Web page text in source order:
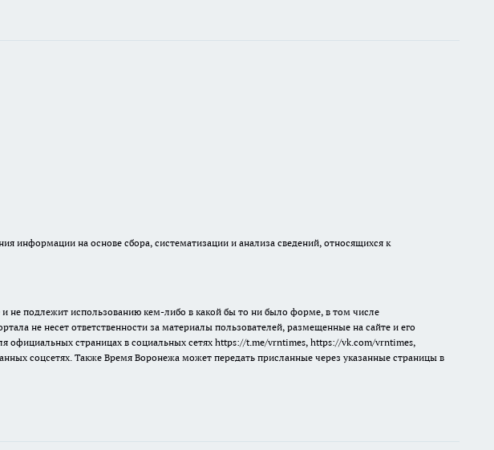
на основе сбора, систематизации и анализа сведений, относящихся к
не подлежит использованию кем-либо в какой бы то ни было форме, в том числе
не несет ответственности за материалы пользователей, размещенные на сайте и его
официальных страницах в социальных сетях https://t.me/vrntimes, https://vk.com/vrntimes,
соцсетях. Также Время Воронежа может передать присланные через указанные страницы в